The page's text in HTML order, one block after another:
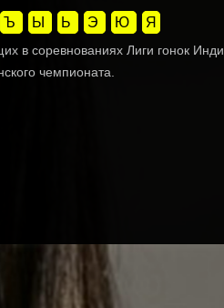
Ъ Ы Ь Э Ю Я
в соревнованиях Лиги гонок Инди
чемпионата.